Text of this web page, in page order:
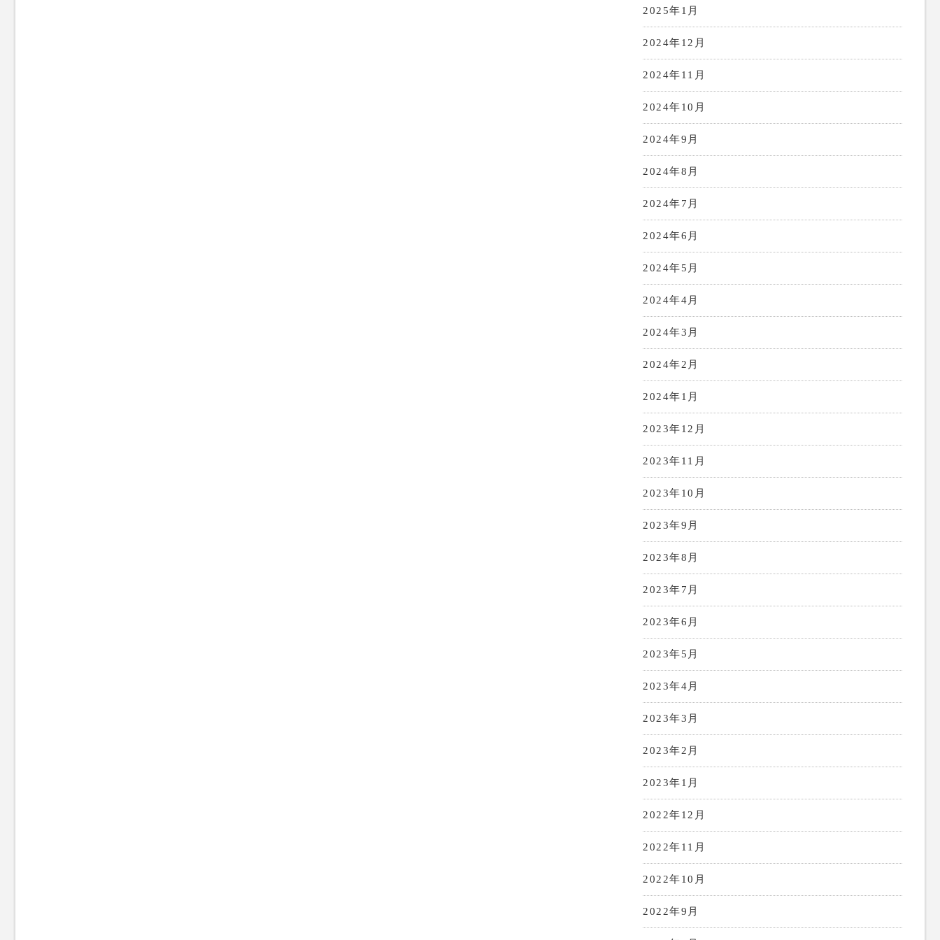
2025年1月
2024年12月
2024年11月
2024年10月
2024年9月
2024年8月
2024年7月
2024年6月
2024年5月
2024年4月
2024年3月
2024年2月
2024年1月
2023年12月
2023年11月
2023年10月
2023年9月
2023年8月
2023年7月
2023年6月
2023年5月
2023年4月
2023年3月
2023年2月
2023年1月
2022年12月
2022年11月
2022年10月
2022年9月